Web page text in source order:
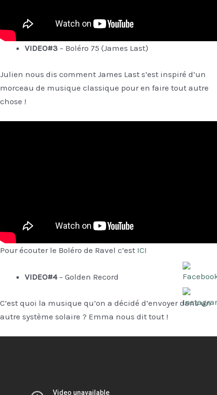
VIDEO#3 – Boléro 75 (James Last)
Julien nous dis comment James Last s’est inspiré d’un
morceau de musique classique pour en faire tout autre
chose !
Pour écouter le Boléro de Ravel c’est ICI
VIDEO#4– Golden Record
C’est quoi la musique qu’on a décidé d’envoyer dans un
autre système solaire ? Emma nous dit tout !